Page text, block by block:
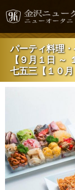
パーティ料理
【９月１日 ～
七五三【１０月